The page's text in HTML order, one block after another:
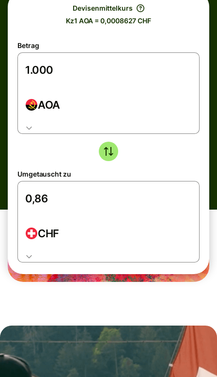
Devisenmittelkurs
Kz1 AOA = 0,0008627 CHF
Betrag
AOA
Umgetauscht zu
CHF